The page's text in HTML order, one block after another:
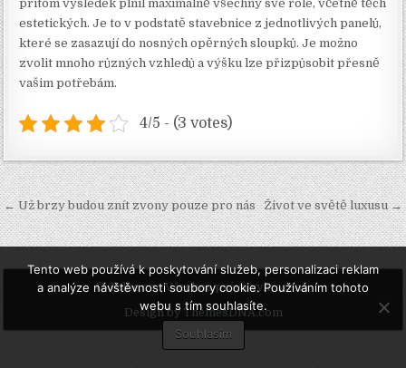
přitom výsledek plnil maximálně všechny své role, včetně těch
estetických. Je to v podstatě stavebnice z jednotlivých panelů,
které se zasazují do nosných opěrných sloupků. Je možno
zvolit mnoho různých vzhledů a výšku lze přizpůsobit přesně
vašim potřebám.
4/5 - (3 votes)
Navigace
pro
příspěvek
← Už brzy budou znít zvony pouze pro nás Život ve světě luxusu →
© Jblbc.cz - Všechna práva vyhrazena.
Design by ThemesDNA.com
Tento web používá k poskytování služeb, personalizaci reklam
a analýze návštěvnosti soubory cookie. Používáním tohoto
webu s tím souhlasíte.
Souhlasím